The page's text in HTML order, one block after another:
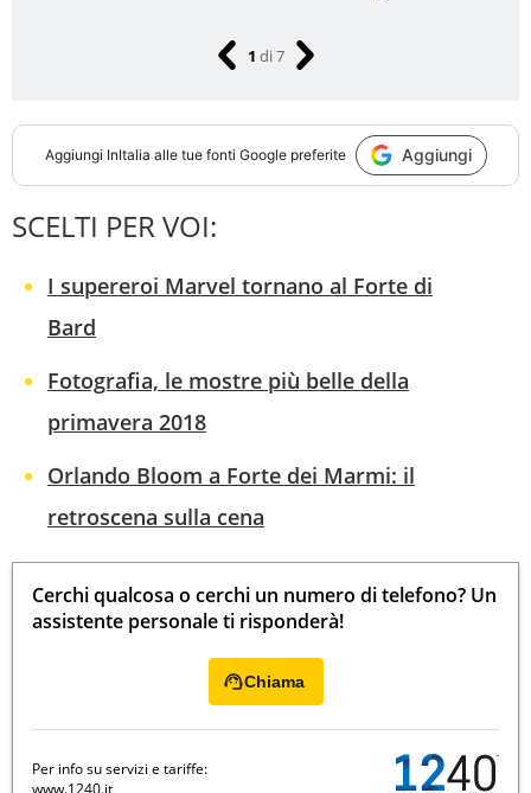
1 di7
Aggiungi InItalia alle tue fonti Google preferite Aggiungi
SCELTI PER VOI:
I supereroi Marvel tornano al Forte di
Bard
Fotografia, le mostre più belle della
primavera 2018
Orlando Bloom a Forte dei Marmi: il
retroscena sulla cena
Cerchi qualcosa o cerchi un numero di telefono? Un
assistente personale ti risponderà!
Chiama
Per info su servizi e tariffe: